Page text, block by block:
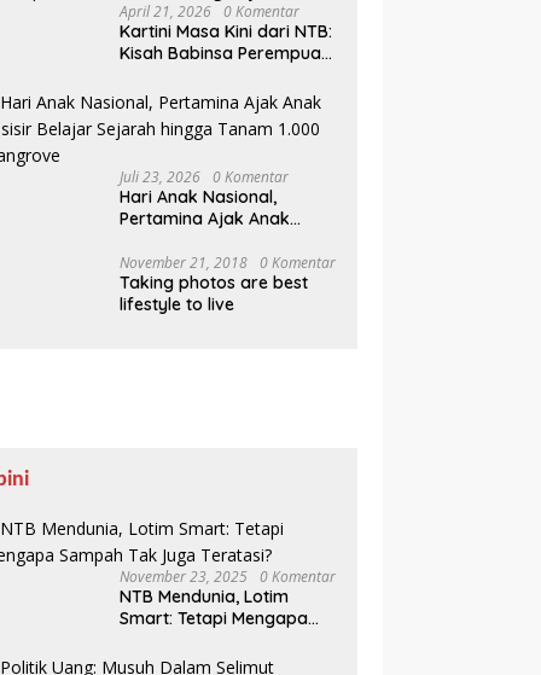
April 21, 2026 0 Komentar
Kartini Masa Kini dari NTB:
Kisah Babinsa Perempuan
Juli 23, 2026 0 Komentar
Hari Anak Nasional,
Pertamina Ajak Anak
hingga Tanam 1.000
Mangrove
November 21, 2018 0 Komentar
Taking photos are best
lifestyle to live
November 23, 2025 0 Komentar
NTB Mendunia, Lotim
Smart: Tetapi Mengapa
Teratasi?